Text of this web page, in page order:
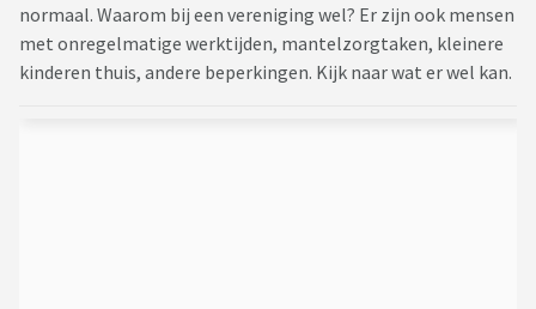
normaal. Waarom bij een vereniging wel? Er zijn ook mensen
met onregelmatige werktijden, mantelzorgtaken, kleinere
kinderen thuis, andere beperkingen. Kijk naar wat er wel kan.